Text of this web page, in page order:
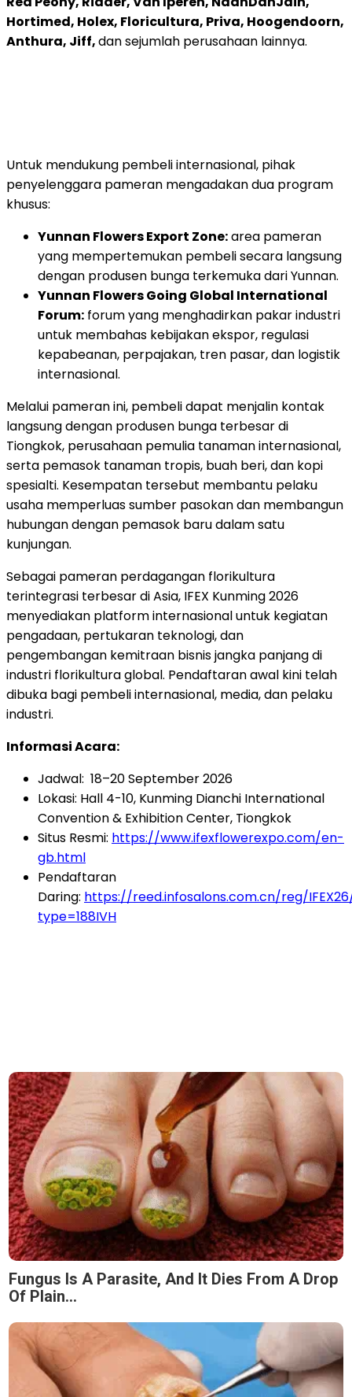
Hortimed, Holex, Floricultura, Priva, Hoogendoorn,
Anthura, Jiff,dan sejumlah perusahaan lainnya.
Untuk mendukung pembeli internasional, pihak
penyelenggara pameran mengadakan dua program
khusus:
Yunnan Flowers Export Zone:area pameran
yang mempertemukan pembeli secara langsung
dengan produsen bunga terkemuka dari Yunnan.
Yunnan Flowers Going Global International
Forum: forum yang menghadirkan pakar industri
untuk membahas kebijakan ekspor, regulasi
kepabeanan, perpajakan, tren pasar, dan logistik
internasional.
Melalui pameran ini, pembeli dapat menjalin kontak
langsung dengan produsen bunga terbesar di
Tiongkok, perusahaan pemulia tanaman internasional,
serta pemasok tanaman tropis, buah beri, dan kopi
spesialti. Kesempatan tersebut membantu pelaku
usaha memperluas sumber pasokan dan membangun
hubungan dengan pemasok baru dalam satu
kunjungan.
Sebagai pameran perdagangan florikultura
terintegrasi terbesar di Asia, IFEX Kunming 2026
menyediakan platform internasional untuk kegiatan
pengadaan, pertukaran teknologi, dan
pengembangan kemitraan bisnis jangka panjang di
industri florikultura global. Pendaftaran awal kini telah
dibuka bagi pembeli internasional, media, dan pelaku
industri.
Informasi Acara:
Jadwal: 18–20 September 2026
Lokasi: Hall 4-10, Kunming Dianchi International
Convention & Exhibition Center, Tiongkok
Situs Resmi: https://www.ifexflowerexpo.com/en-
gb.html
Pendaftaran
Daring: https://reed.infosalons.com.cn/reg/
type=188IVH
Fungus Is A Parasite, And It Dies From A Drop
Of Plain...